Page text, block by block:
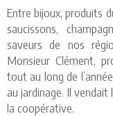
Entre bijoux, produits
saucissons,
saveurs de nos
Monsieur Clément,
tout au long de
au jardinage. Il
la coopérative.